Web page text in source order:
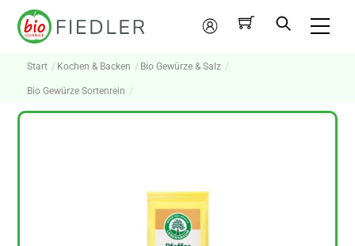
Skip
Mein
Konto
Start Kochen & Backen Bio Gewürze & Salz
Bio Gewürze Sortenrein